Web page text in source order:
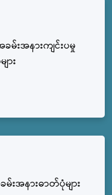
မ်းအနားကျင်းပမှု
ား
မ်းအနားဓာတ်ပုံများ